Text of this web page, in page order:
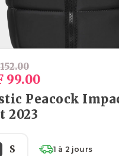
99.00
Peacock
2023
S 1 à 2 jours